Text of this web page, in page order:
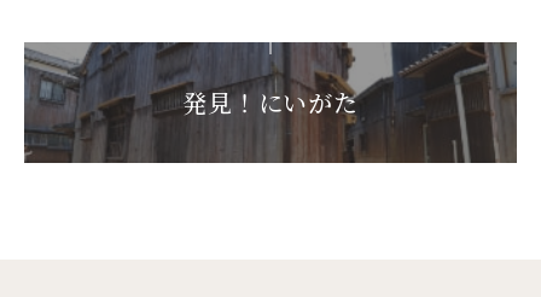
発見！にいがた